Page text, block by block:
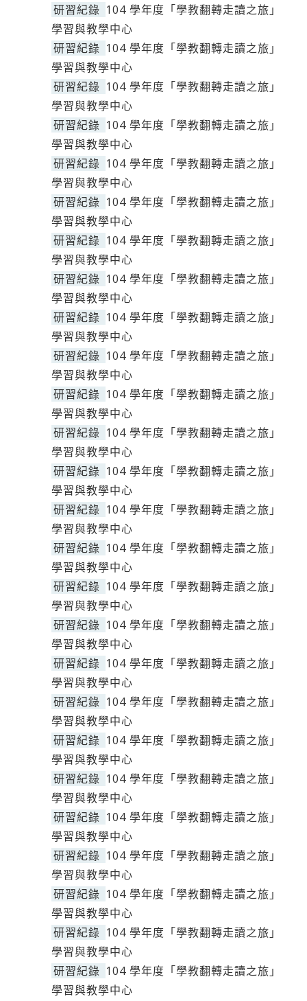
研習紀錄 104 學年度「學教翻轉走讀之旅」
學習與教學中心
研習紀錄 104 學年度「學教翻轉走讀之旅」
學習與教學中心
研習紀錄 104 學年度「學教翻轉走讀之旅」
學習與教學中心
研習紀錄 104 學年度「學教翻轉走讀之旅」
學習與教學中心
研習紀錄 104 學年度「學教翻轉走讀之旅」
學習與教學中心
研習紀錄 104 學年度「學教翻轉走讀之旅」
學習與教學中心
研習紀錄 104 學年度「學教翻轉走讀之旅」
學習與教學中心
研習紀錄 104 學年度「學教翻轉走讀之旅」
學習與教學中心
研習紀錄 104 學年度「學教翻轉走讀之旅」
學習與教學中心
研習紀錄 104 學年度「學教翻轉走讀之旅」
學習與教學中心
研習紀錄 104 學年度「學教翻轉走讀之旅」
學習與教學中心
研習紀錄 104 學年度「學教翻轉走讀之旅」
學習與教學中心
研習紀錄 104 學年度「學教翻轉走讀之旅」
學習與教學中心
研習紀錄 104 學年度「學教翻轉走讀之旅」
學習與教學中心
研習紀錄 104 學年度「學教翻轉走讀之旅」
學習與教學中心
研習紀錄 104 學年度「學教翻轉走讀之旅」
學習與教學中心
研習紀錄 104 學年度「學教翻轉走讀之旅」
學習與教學中心
研習紀錄 104 學年度「學教翻轉走讀之旅」
學習與教學中心
研習紀錄 104 學年度「學教翻轉走讀之旅」
學習與教學中心
研習紀錄 104 學年度「學教翻轉走讀之旅」
學習與教學中心
研習紀錄 104 學年度「學教翻轉走讀之旅」
學習與教學中心
研習紀錄 104 學年度「學教翻轉走讀之旅」
學習與教學中心
研習紀錄 104 學年度「學教翻轉走讀之旅」
學習與教學中心
研習紀錄 104 學年度「學教翻轉走讀之旅」
學習與教學中心
研習紀錄 104 學年度「學教翻轉走讀之旅」
學習與教學中心
研習紀錄 104 學年度「學教翻轉走讀之旅」
學習與教學中心